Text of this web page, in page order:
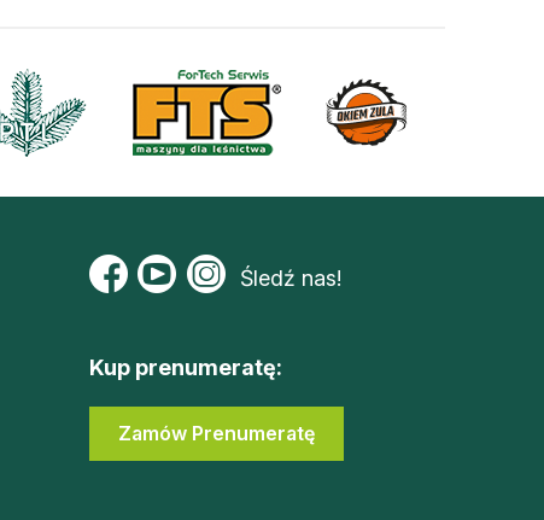
Śledź nas!
Kup prenumeratę:
Zamów Prenumeratę